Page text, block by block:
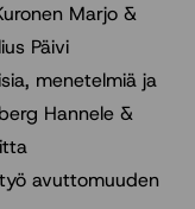
Marjo &
Päivi
menetelmiä ja
Hannele &
avuttomuuden